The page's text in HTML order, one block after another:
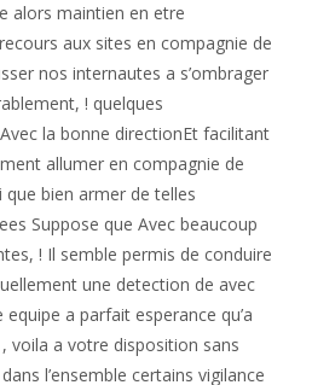
alors maintien en etre
aux sites en compagnie de
nos internautes a s’ombrager
! quelques
la bonne directionEt facilitant
allumer en compagnie de
bien armer de telles
Suppose que Avec beaucoup
! Il semble permis de conduire
une detection de avec
a parfait esperance qu’a
voila a votre disposition sans
l’ensemble certains vigilance